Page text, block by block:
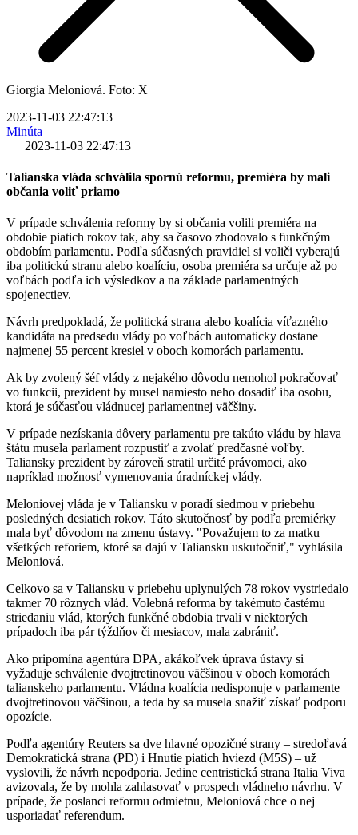
Giorgia Meloniová. Foto: X
2023-11-03 22:47:13
Minúta
|
2023-11-03 22:47:13
Talianska vláda schválila spornú reformu, premiéra by mali
občania voliť priamo
V prípade schválenia reformy by si občania volili premiéra na
obdobie piatich rokov tak, aby sa časovo zhodovalo s funkčným
obdobím parlamentu. Podľa súčasných pravidiel si voliči vyberajú
iba politickú stranu alebo koalíciu, osoba premiéra sa určuje až po
voľbách podľa ich výsledkov a na základe parlamentných
spojenectiev.
Návrh predpokladá, že politická strana alebo koalícia víťazného
kandidáta na predsedu vlády po voľbách automaticky dostane
najmenej 55 percent kresiel v oboch komorách parlamentu.
Ak by zvolený šéf vlády z nejakého dôvodu nemohol pokračovať
vo funkcii, prezident by musel namiesto neho dosadiť iba osobu,
ktorá je súčasťou vládnucej parlamentnej väčšiny.
V prípade nezískania dôvery parlamentu pre takúto vládu by hlava
štátu musela parlament rozpustiť a zvolať predčasné voľby.
Taliansky prezident by zároveň stratil určité právomoci, ako
napríklad možnosť vymenovania úradníckej vlády.
Meloniovej vláda je v Taliansku v poradí siedmou v priebehu
posledných desiatich rokov. Táto skutočnosť by podľa premiérky
mala byť dôvodom na zmenu ústavy. "Považujem to za matku
všetkých reforiem, ktoré sa dajú v Taliansku uskutočniť," vyhlásila
Meloniová.
Celkovo sa v Taliansku v priebehu uplynulých 78 rokov vystriedalo
takmer 70 rôznych vlád. Volebná reforma by takémuto častému
striedaniu vlád, ktorých funkčné obdobia trvali v niektorých
prípadoch iba pár týždňov či mesiacov, mala zabrániť.
Ako pripomína agentúra DPA, akákoľvek úprava ústavy si
vyžaduje schválenie dvojtretinovou väčšinou v oboch komorách
talianskeho parlamentu. Vládna koalícia nedisponuje v parlamente
dvojtretinovou väčšinou, a teda by sa musela snažiť získať podporu
opozície.
Podľa agentúry Reuters sa dve hlavné opozičné strany – stredoľavá
Demokratická strana (PD) i Hnutie piatich hviezd (M5S) – už
vyslovili, že návrh nepodporia. Jedine centristická strana Italia Viva
avizovala, že by mohla zahlasovať v prospech vládneho návrhu. V
prípade, že poslanci reformu odmietnu, Meloniová chce o nej
usporiadať referendum.